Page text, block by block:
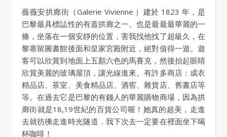
薇薇安拱廊街（Galerie Vivienne ）建於 1823 年，是
巴黎最具標誌性的有蓋拱廊之一。也是最最最華麗的一
條，坐落在一個安靜的位置，害我找他找了超級久，在
黎塞留圖書館後面和皇家宮殿附近，絕對值得一遊。遊
客可以欣賞到地面上五顏六色的馬賽克，然後抬起眼睛
欣賞美麗的玻璃屋頂，讓光線進來。有許多商店：成衣
精品店、茶室、美食精品店、酒窖、雜貨店、舊書店等
等。在過去它是巴黎的有錢人的華麗購物商場，因為拱
廊街就是18,19世紀的百貨公司喔！她真的超美，走進
去就彷彿走進時光隧道．我下次去一定要在裡面坐下喝
杯咖啡！